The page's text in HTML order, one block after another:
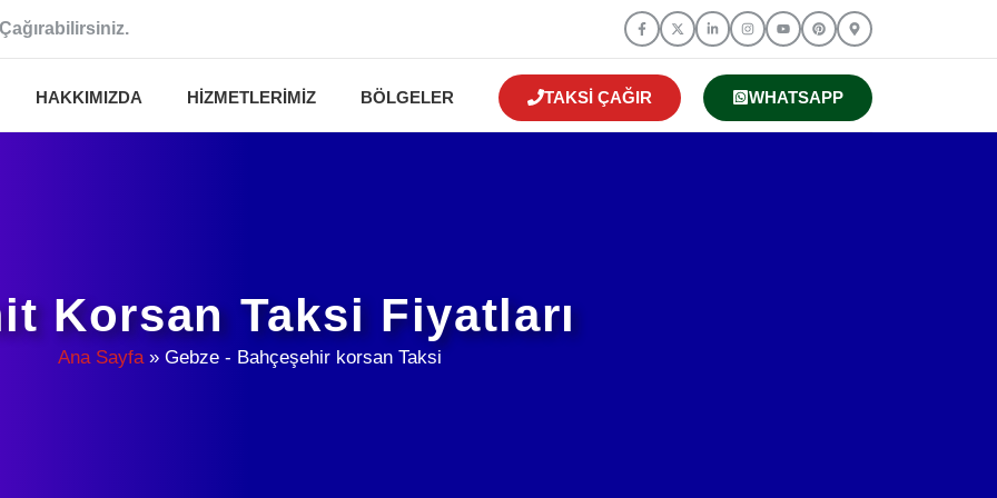
HAKKIMIZDA HIZMETLERIMIZ BÖLGELER TAKSI ÇAĞIR WHATSAPP
Korsan Taksi Fiyatları
Ana Sayfa» Gebze - Bahçeşehir korsan Taksi